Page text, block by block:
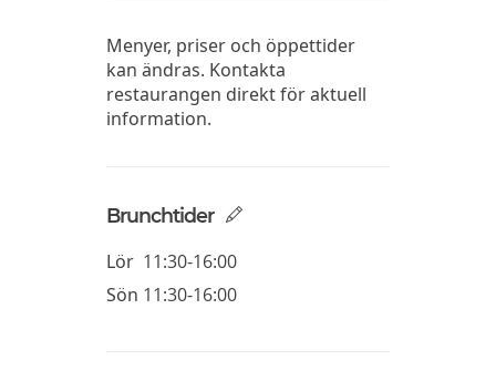
Menyer, priser och öppettider
kan ändras. Kontakta
restaurangen direkt för aktuell
information.
Brunchtider
Lör 11:30-16:00
Sön 11:30-16:00